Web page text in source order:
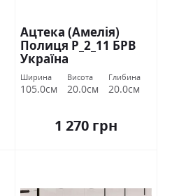
Ацтека (Амелія)
Полиця Р_2_11 БРВ
Україна
Ширина
105.0см
Висота
20.0см
Глибина
20.0см
1 270 грн